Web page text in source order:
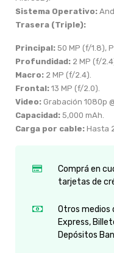
Sistema Operativo:
Trasera (Triple):
Principal: 50 MP (f/1.8),
Profundidad: 2 MP (f/
Macro: 2 MP (f/2.4).
Frontal: 13 MP (f/2.0).
Video: Grabación 1080p
Capacidad: 5,000 mAh.
Carga por cable: Hasta
Comprá en
tarjetas de
Otros medios
Express,
Depósitos